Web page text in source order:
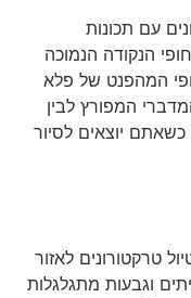
עם תכונות
הנקודה הנמוכה
המהפנט של פלא
המפורץ לבין
יוצאים לסיור
טרקטורונים לאזור
וגבעות מתגלגלות